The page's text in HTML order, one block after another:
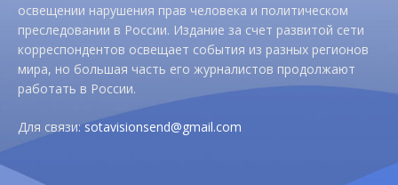
освещении нарушения прав человека и политическом
преследовании в России. Издание за счет развитой сети
корреспондентов освещает события из разных регионов
мира, но большая часть его журналистов продолжают
работать в России.
Для связи:sotavisionsend@gmail.com